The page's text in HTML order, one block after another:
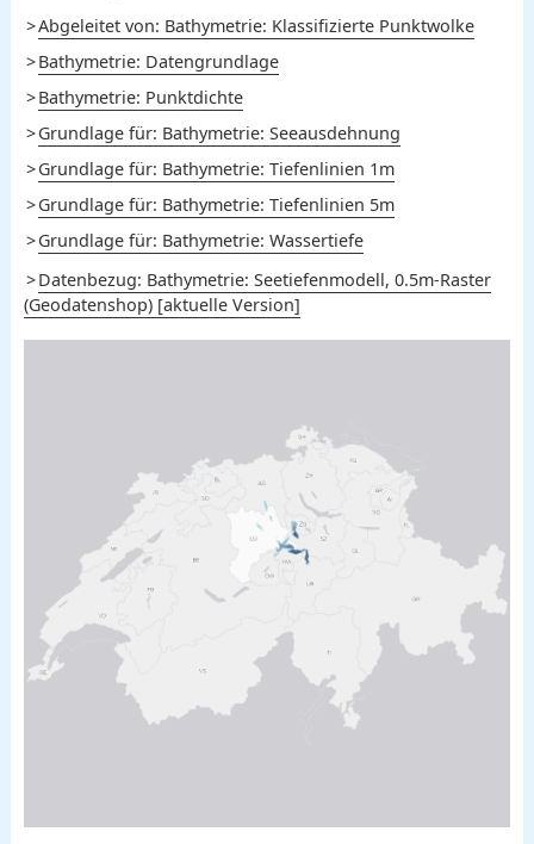
Abgeleitet von: Bathymetrie: Klassifizierte Punktwolke
Bathymetrie: Datengrundlage
Bathymetrie: Punktdichte
Grundlage für: Bathymetrie: Seeausdehnung
Grundlage für: Bathymetrie: Tiefenlinien 1m
Grundlage für: Bathymetrie: Tiefenlinien 5m
Grundlage für: Bathymetrie: Wassertiefe
Datenbezug: Bathymetrie: Seetiefenmodell, 0.5m-Raster
(Geodatenshop) [aktuelle Version]